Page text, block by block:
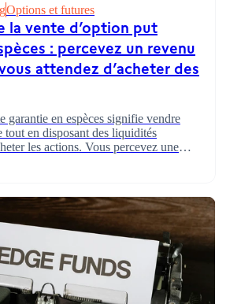
Options et futures
la vente d’option put
: percevez un revenu
attendez d’acheter des
garantie en espèces signifie vendre
tout en disposant des liquidités
les actions. Vous percevez une